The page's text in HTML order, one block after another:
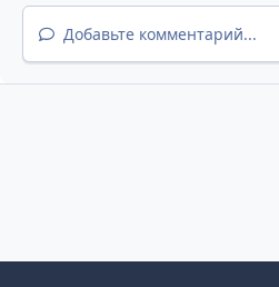
Добавьте комментарий...